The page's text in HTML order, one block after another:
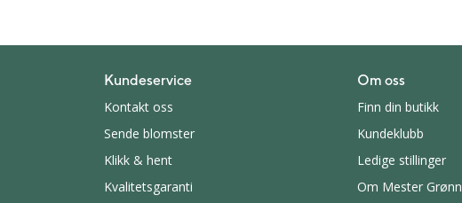
Kundeservice
Kontakt oss
Sende blomster
Klikk & hent
Kvalitetsgaranti
Om oss
Finn din butikk
Kundeklubb
Ledige stillinger
Om Mester Grønn